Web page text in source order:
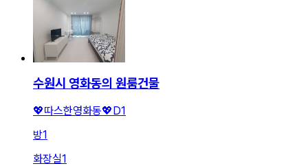
수원시 영화동의 원룸건물
💖따스한영화동💖D1
방1
화장실1